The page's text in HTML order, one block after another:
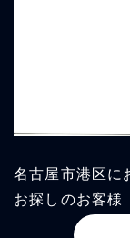
名古屋市港区に
お探しのお客様